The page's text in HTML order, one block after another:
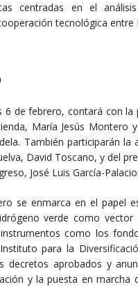
centradas en el
tecnológica entre
de febrero, contará con la
María Jesús Montero
También participarán la
David Toscano, y del
José Luis García-
se enmarca en el papel
verde como
como los
para la
decretos aprobados y
y la puesta en marcha